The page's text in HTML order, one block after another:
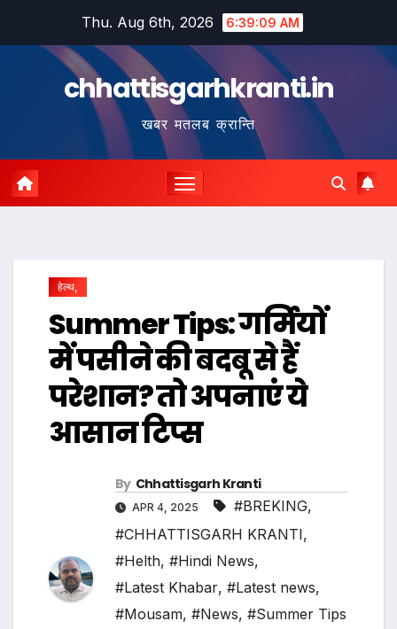
Thu. Aug 6th, 2026 6:39:10 AM
chhattisgarhkranti.in
खबर मतलब क्रान्ति
हेल्थ,
Summer Tips: गर्मियों
में पसीने की बदबू से हैं
परेशान? तो अपनाएं ये
आसान टिप्स
By Chhattisgarh Kranti
APR 4, 2025 #BREKING,
#CHHATTISGARH KRANTI,
#Helth, #Hindi News,
#Latest Khabar, #Latest news,
#Mousam, #News, #Summer Tips